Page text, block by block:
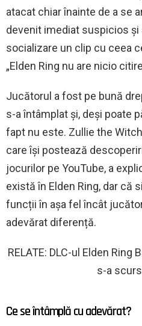
atacat chiar înainte de a se
devenit imediat suspicios și
socializare un clip cu ceea
„Elden Ring nu are nicio
Jucătorul a fost pe bună
s-a întâmplat și, deși poate
fapt nu este. Zullie the
care își postează
jocurilor pe YouTube, a
există în Elden Ring, dar că
funcții în așa fel încât
adevărat diferență.
RELATE: DLC-ul Elden
s-a
Ce se întâmplă cu adevărat?